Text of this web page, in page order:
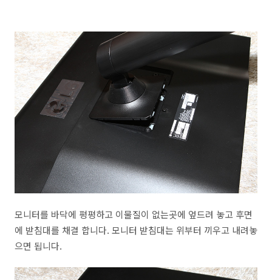
모니터를 바닥에 평평하고 이물질이 없는곳에 엎드려 놓고 후면
에 받침대를 채결 합니다. 모니터 받침대는 위부터 끼우고 내려놓
으면 됩니다.